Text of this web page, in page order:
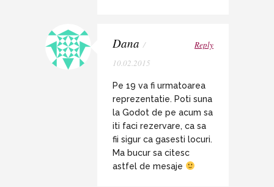
Dana /
10.02.2015
Reply
Pe 19 va fi urmatoarea
reprezentatie. Poti suna
la Godot de pe acum sa
iti faci rezervare, ca sa
fii sigur ca gasesti locuri.
Ma bucur sa citesc
astfel de mesaje